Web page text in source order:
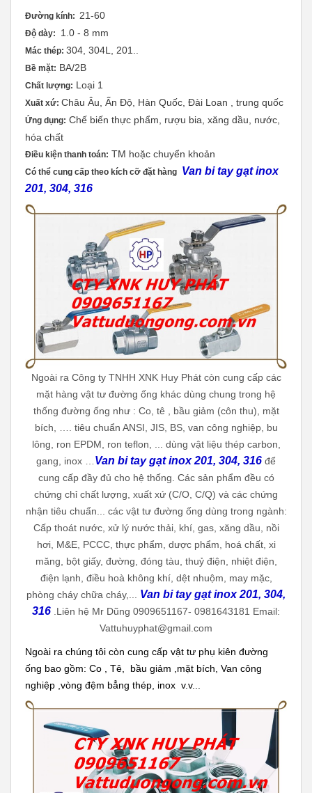
Đường kính: 21-60
Độ dày: 1.0 - 8 mm
Mác thép: 304, 304L, 201..
Bề mặt: BA/2B
Chất lượng: Loại 1
Xuất xứ: Châu Âu, Ấn Độ, Hàn Quốc, Đài Loan , trung quốc
Ứng dụng: Chế biến thực phẩm, rượu bia, xăng dầu, nước,
hóa chất
Điều kiện thanh toán: TM hoặc chuyển khoản
Có thể cung cấp theo kích cỡ đặt hàng Van bi tay gạt inox
201, 304, 316
Ngoài ra Công ty TNHH XNK Huy Phát còn cung cấp các
mặt hàng vật tư đường ống khác dùng chung trong hệ
thống đường ống như : Co, tê , bầu giảm (côn thu), mặt
bích, …. tiêu chuẩn ANSI, JIS, BS, van công nghiệp, bu
lông, ron EPDM, ron teflon, ... dùng vật liệu thép carbon,
gang, inox … Van bi tay gạt inox 201, 304, 316 để
cung cấp đầy đủ cho hệ thống. Các sản phẩm đều có
chứng chỉ chất lượng, xuất xứ (C/O, C/Q) và các chứng
nhận tiêu chuẩn... các vật tư đường ống dùng trong ngành:
Cấp thoát nước, xử lý nước thải, khí, gas, xăng dầu, nồi
hơi, M&E, PCCC, thực phẩm, dược phẩm, hoá chất, xi
măng, bột giấy, đường, đóng tàu, thuỷ điện, nhiệt điện,
điện lạnh, điều hoà không khí, dệt nhuộm, may mặc,
phòng cháy chữa cháy,...
Van bi tay gạt inox 201, 304,
316 .Liên hệ Mr Dũng 0909651167- 0981643181 Email:
Vattuhuyphat@gmail.com
Ngoài ra chúng tôi còn cung cấp vật tư phụ kiên đường
ống bao gồm: Co , Tê, bầu giảm ,mặt bích, Van công
nghiệp ,vòng đệm bẳng thép, inox v.v...